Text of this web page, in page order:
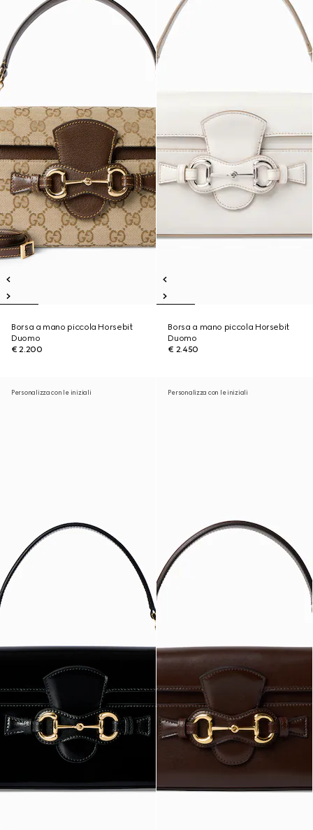
Borsa a mano piccola Horsebit
Duomo
€ 2.200
Borsa a mano piccola Horsebit
Duomo
€ 2.450
Personalizza con le iniziali Personalizza con le iniziali